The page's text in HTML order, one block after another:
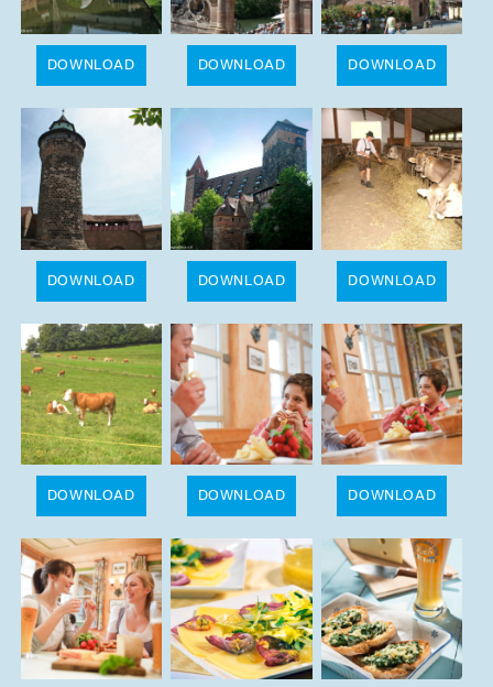
DOWNLOAD DOWNLOAD DOWNLOAD
DOWNLOAD DOWNLOAD DOWNLOAD
DOWNLOAD DOWNLOAD DOWNLOAD